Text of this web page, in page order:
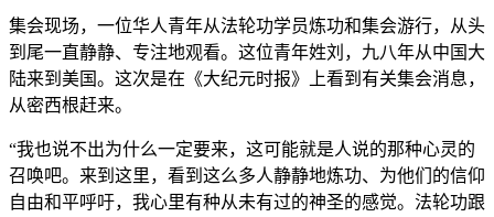
集会现场，一位华人青年从法轮功学员炼功和集会游行，从头
到尾一直静静、专注地观看。这位青年姓刘，九八年从中国大
陆来到美国。这次是在《大纪元时报》上看到有关集会消息，
从密西根赶来。
“我也说不出为什么一定要来，这可能就是人说的那种心灵的
召唤吧。来到这里，看到这么多人静静地炼功、为他们的信仰
自由和平呼吁，我心里有种从未有过的神圣的感觉。法轮功跟